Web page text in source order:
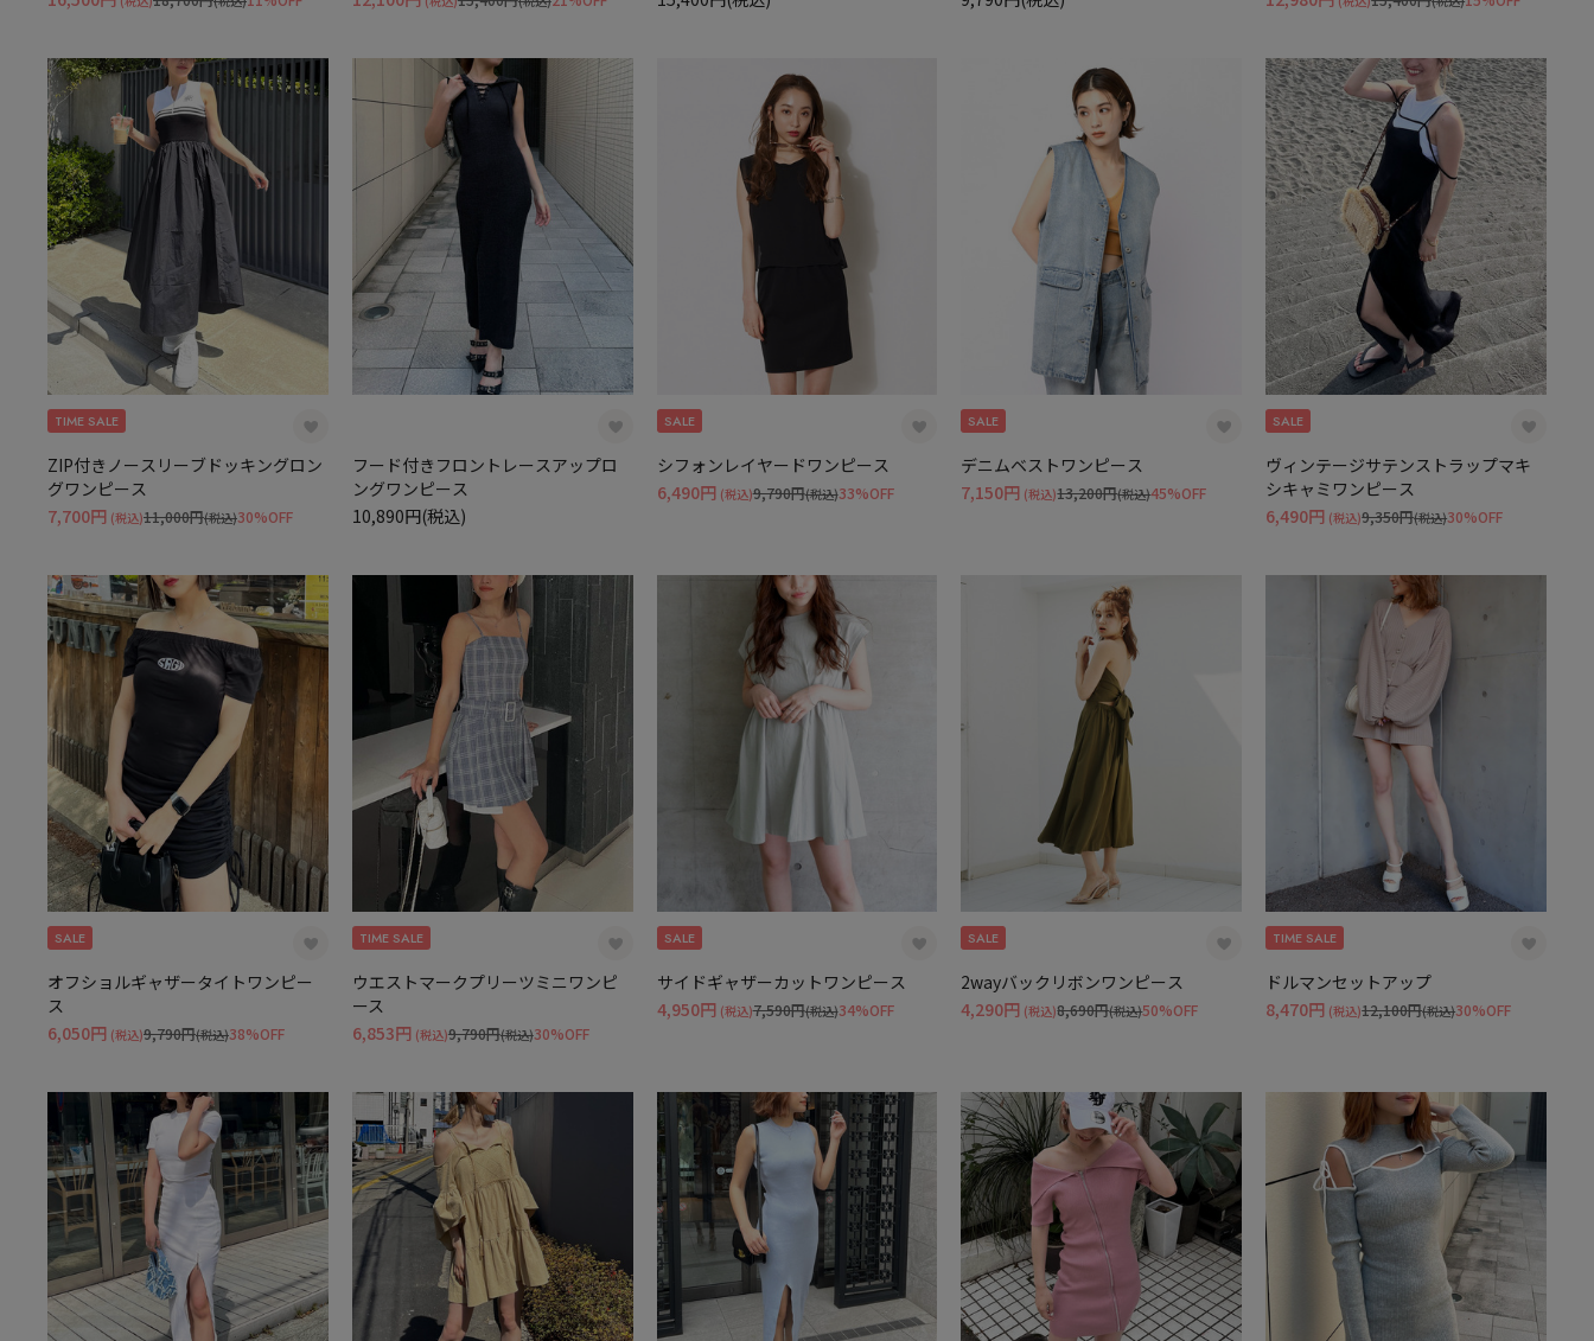
TIME SALE
ZIP付きノースリーブドッキングロン
グワンピース
7,700円 (税込)11,000円(税込)30%OFF
フード付きフロントレースアップロ
ングワンピース
10,890円(税込)
SALE
シフォンレイヤードワンピース
6,490円 (税込)9,790円(税込)33%OFF
SALE
デニムベストワンピース
7,150円 (税込)13,200円(税込)45%OFF
SALE
ヴィンテージサテンストラップマキ
シキャミワンピース
6,490円 (税込)9,350円(税込)30%OFF
SALE
オフショルギャザータイトワンピー
ス
6,050円 (税込)9,790円(税込)38%OFF
TIME SALE
ウエストマークプリーツミニワンピ
ース
6,853円 (税込)9,790円(税込)30%OFF
SALE
サイドギャザーカットワンピース
4,950円 (税込)7,590円(税込)34%OFF
SALE
2wayバックリボンワンピース
4,290円 (税込)8,690円(税込)50%OFF
TIME SALE
ドルマンセットアップ
8,470円 (税込)12,100円(税込)30%OFF